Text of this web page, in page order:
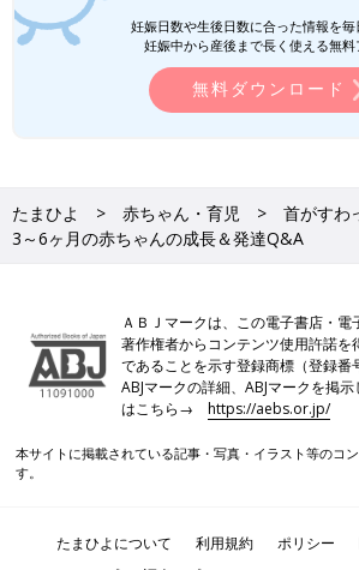
楽天ブックスで購入
妊娠日数や生後日数に合った情報を毎
妊娠中から産後まで長く使える無料
無料ダウンロード
たまひよ 赤ちゃん・育児
首がすわ
3～6ヶ月の赤ちゃんの成長＆発達Q&A
ＡＢＪマークは、この電子書店・電
著作権者からコンテンツ使用許諾を
であることを示す登録商標（登録番
ABJマークの詳細、ABJマークを掲
はこちら→https://aebs.or.jp/
本サイトに掲載されている記事・写真・イラスト等のコ
す。
たまひよについて 利用規約 ポリシー